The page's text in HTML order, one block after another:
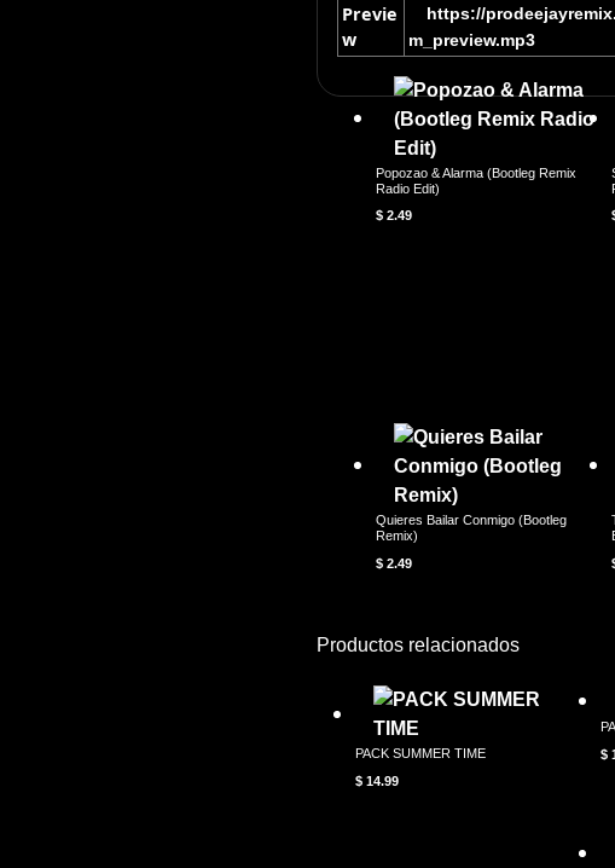
Previe
w
https://
m_preview.mp3
Popozao & Alarma (Bootleg Remix
Radio Edit)
$ 2.49
Quieres Bailar Conmigo (Bootleg
Remix)
$ 2.49
Productos relacionados
PACK SUMMER TIME
$14.99
$